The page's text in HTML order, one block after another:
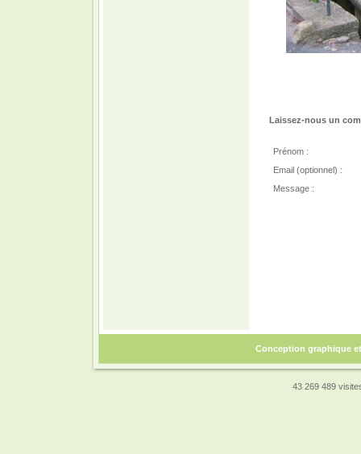
Laissez-nous un
Prénom :
Email (optionnel) :
Message :
Conception graphique
43 269 489